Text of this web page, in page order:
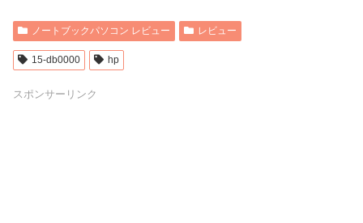
ノートブックパソコン レビュー レビュー
15-db0000 hp
スポンサーリンク